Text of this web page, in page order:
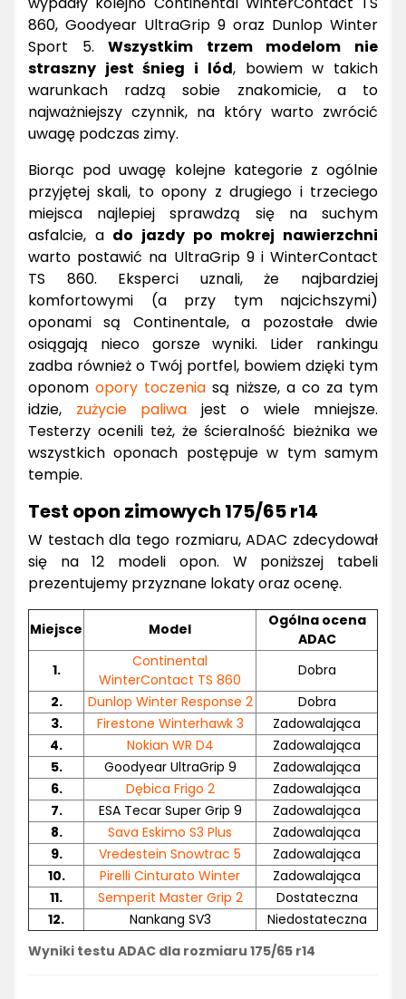
860, Goodyear UltraGrip 9 oraz Dunlop Winter
Sport 5.Wszystkim trzem modelom nie
straszny jest śnieg i lód, bowiem w takich
warunkach radzą sobie znakomicie, a to
najważniejszy czynnik, na który warto zwrócić
uwagę podczas zimy.
Biorąc pod uwagę kolejne kategorie z ogólnie
przyjętej skali, to opony z drugiego i trzeciego
miejsca najlepiej sprawdzą się na suchym
asfalcie, a do jazdy po mokrej nawierzchni
warto postawić na UltraGrip 9 i WinterContact
TS 860. Eksperci uznali, że najbardziej
komfortowymi (a przy tym najcichszymi)
oponami są Continentale, a pozostałe dwie
osiągają nieco gorsze wyniki. Lider rankingu
zadba również o Twój portfel, bowiem dzięki tym
oponom opory toczenia są niższe, a co za tym
idzie, zużycie paliwa jest o wiele mniejsze.
Testerzy ocenili też, że ścieralność bieżnika we
wszystkich oponach postępuje w tym samym
tempie.
Test opon zimowych 175/65 r14
W testach dla tego rozmiaru, ADAC zdecydował
się na 12 modeli opon. W poniższej tabeli
prezentujemy przyznane lokaty oraz ocenę.
Wyniki testu ADAC dla rozmiaru 175/65 r14
Miejsce Model
Ogólna ocena
ADAC
1.
Continental
WinterContact TS 860
Dobra
2.
Dunlop Winter Response 2
Dobra
3.
Firestone Winterhawk 3
Zadowalająca
4.
Nokian WR D4
Zadowalająca
5.
Goodyear UltraGrip 9
Zadowalająca
6.
Dębica Frigo 2
Zadowalająca
7.
ESA Tecar Super Grip 9
Zadowalająca
8.
Sava Eskimo S3 Plus
Zadowalająca
9.
Vredestein Snowtrac 5
Zadowalająca
10.
Pirelli Cinturato Winter
Zadowalająca
11.
Semperit Master Grip 2
Dostateczna
12.
Nankang SV3 Niedostateczna